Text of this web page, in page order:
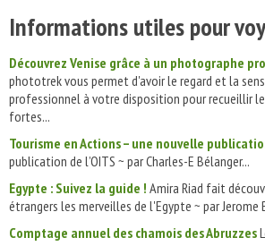
Informations utiles pour
Découvrez Venise grâce à un photographe
phototrek vous permet d'avoir le regard et la
professionnel à votre disposition pour recueillir
fortes...
Tourisme en Actions – une nouvelle
publication de l’OITS ~ par Charles-E Bélanger...
Egypte : Suivez la guide ! Amira Riad fait
étrangers les merveilles de l'Egypte ~ par Jerome
Comptage annuel des chamois des Abruzzes